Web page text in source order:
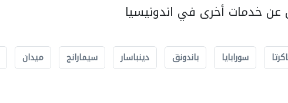
خدمات أخرى في اندونيسيا
سورابايا باندونق دينباسار سيمارانج ميدان